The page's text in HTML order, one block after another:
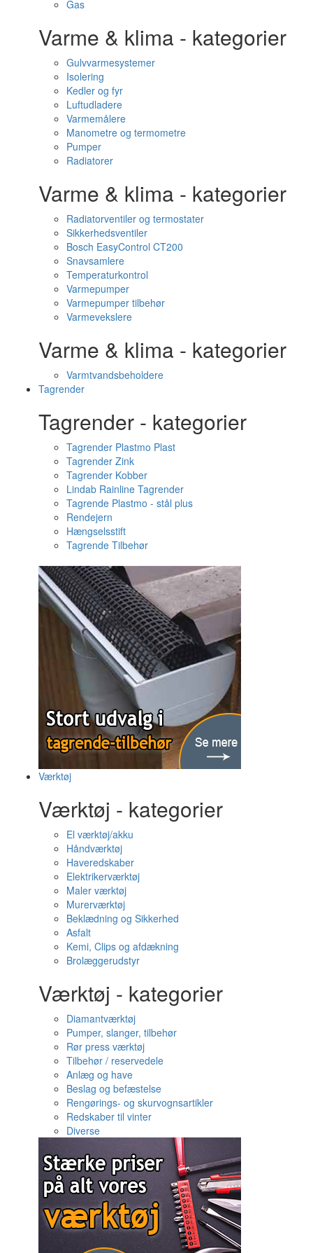
Gas
Varme & klima - kategorier
Gulvvarmesystemer
Isolering
Kedler og fyr
Luftudladere
Varmemålere
Manometre og termometre
Pumper
Radiatorer
Varme & klima - kategorier
Radiatorventiler og termostater
Sikkerhedsventiler
Bosch EasyControl CT200
Snavsamlere
Temperaturkontrol
Varmepumper
Varmepumper tilbehør
Varmevekslere
Varme & klima - kategorier
Varmtvandsbeholdere
Tagrender
Tagrender - kategorier
Tagrender Plastmo Plast
Tagrender Zink
Tagrender Kobber
Lindab Rainline Tagrender
Tagrende Plastmo - stål plus
Rendejern
Hængselsstift
Tagrende Tilbehør
Værktøj
Værktøj - kategorier
El værktøj/akku
Håndværktøj
Haveredskaber
Elektrikerværktøj
Maler værktøj
Murerværktøj
Beklædning og Sikkerhed
Asfalt
Kemi, Clips og afdækning
Brolæggerudstyr
Værktøj - kategorier
Diamantværktøj
Pumper, slanger, tilbehør
Rør press værktøj
Tilbehør / reservedele
Anlæg og have
Beslag og befæstelse
Rengørings- og skurvognsartikler
Redskaber til vinter
Diverse